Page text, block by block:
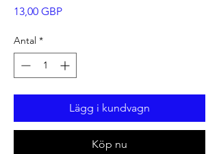
13,00 GBPPris
Antal *
Lägg i kundvagn
Köp nu